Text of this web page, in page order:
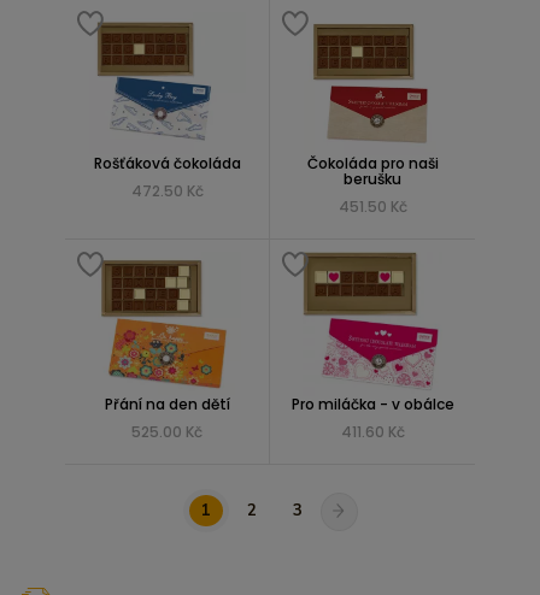
Rošťáková čokoláda
472.50 Kč
Čokoláda pro naši
berušku
451.50 Kč
Přání na den dětí
525.00 Kč
Pro miláčka - v obálce
411.60 Kč
1 2 3